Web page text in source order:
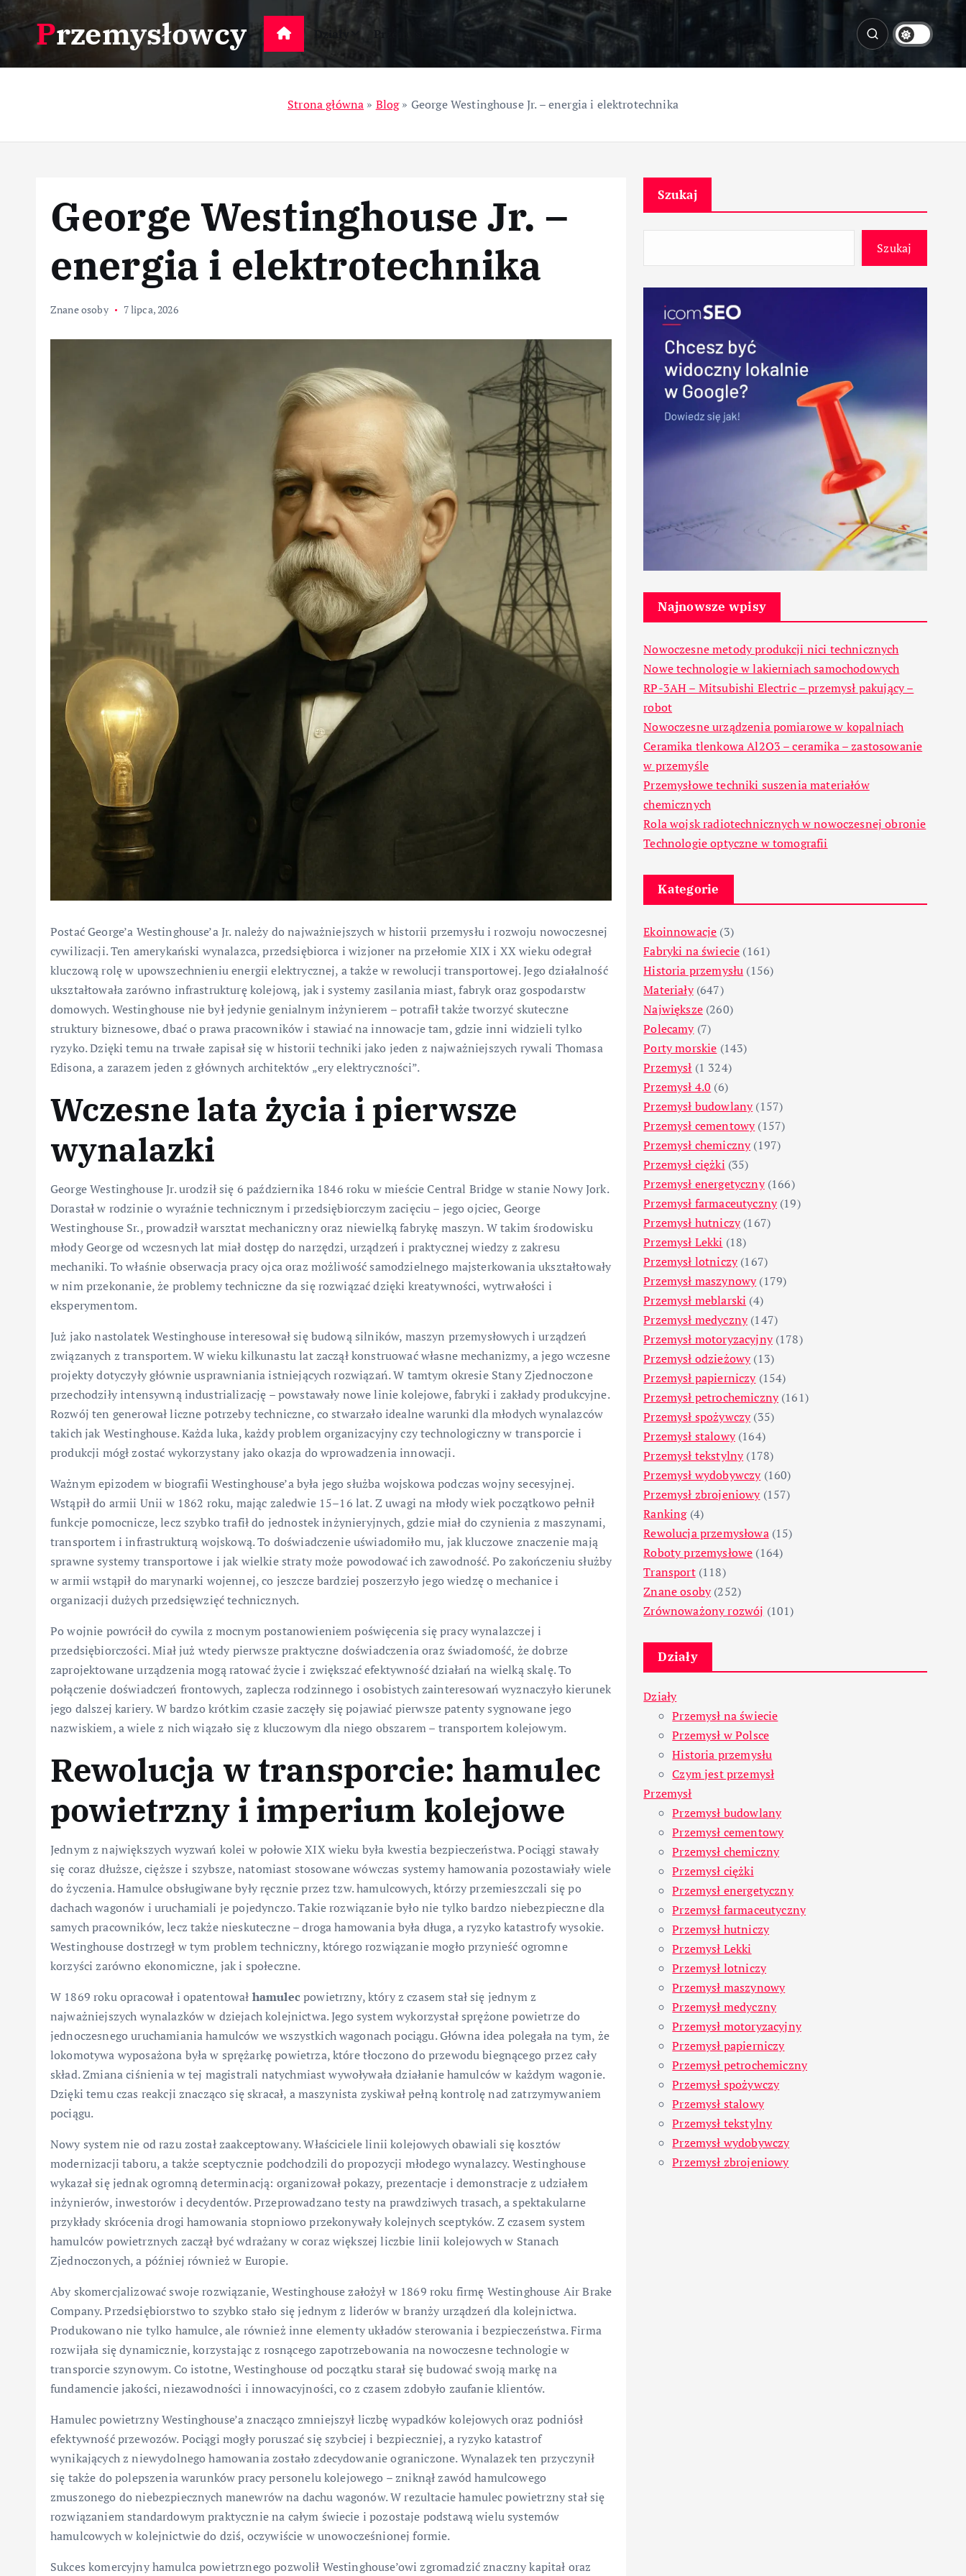
k
p
o
Przemysłowcy Przemysł
Strona główna » Blog» George Westinghouse Jr. – energia i elektrotechnika
George Westinghouse Jr. –
energia i elektrotechnika
Znane osoby 7 lipca, 2026
Postać George’a Westinghouse’a Jr. należy do najważniejszych w historii przemysłu i rozwoju nowoczesnej
cywilizacji. Ten amerykański wynalazca, przedsiębiorca i wizjoner na przełomie XIX i XX wieku odegrał
kluczową rolę w upowszechnieniu energii elektrycznej, a także w rewolucji transportowej. Jego działalność
ukształtowała zarówno infrastrukturę kolejową, jak i systemy zasilania miast, fabryk oraz gospodarstw
domowych. Westinghouse nie był jedynie genialnym inżynierem – potrafił także tworzyć skuteczne
struktury biznesowe, dbać o prawa pracowników i stawiać na innowacje tam, gdzie inni widzieli tylko
ryzyko. Dzięki temu na trwałe zapisał się w historii techniki jako jeden z najważniejszych rywali Thomasa
Edisona, a zarazem jeden z głównych architektów „ery elektryczności”.
Wczesne lata życia i pierwsze
wynalazki
George Westinghouse Jr. urodził się 6 października 1846 roku w mieście Central Bridge w stanie Nowy Jork.
Dorastał w rodzinie o wyraźnie technicznym i przedsiębiorczym zacięciu – jego ojciec, George
Westinghouse Sr., prowadził warsztat mechaniczny oraz niewielką fabrykę maszyn. W takim środowisku
młody George od wczesnych lat miał dostęp do narzędzi, urządzeń i praktycznej wiedzy z zakresu
mechaniki. To właśnie obserwacja pracy ojca oraz możliwość samodzielnego majsterkowania ukształtowały
w nim przekonanie, że problemy techniczne da się rozwiązać dzięki kreatywności, wytrwałości i
eksperymentom.
Już jako nastolatek Westinghouse interesował się budową silników, maszyn przemysłowych i urządzeń
związanych z transportem. W wieku kilkunastu lat zaczął konstruować własne mechanizmy, a jego wczesne
projekty dotyczyły głównie usprawniania istniejących rozwiązań. W tamtym okresie Stany Zjednoczone
przechodziły intensywną industrializację – powstawały nowe linie kolejowe, fabryki i zakłady produkcyjne.
Rozwój ten generował liczne potrzeby techniczne, co stwarzało idealne warunki dla młodych wynalazców
takich jak Westinghouse. Każda luka, każdy problem organizacyjny czy technologiczny w transporcie i
produkcji mógł zostać wykorzystany jako okazja do wprowadzenia innowacji.
Ważnym epizodem w biografii Westinghouse’a była jego służba wojskowa podczas wojny secesyjnej.
Wstąpił do armii Unii w 1862 roku, mając zaledwie 15–16 lat. Z uwagi na młody wiek początkowo pełnił
funkcje pomocnicze, lecz szybko trafił do jednostek inżynieryjnych, gdzie miał do czynienia z maszynami,
transportem i infrastrukturą wojskową. To doświadczenie uświadomiło mu, jak kluczowe znaczenie mają
sprawne systemy transportowe i jak wielkie straty może powodować ich zawodność. Po zakończeniu służby
w armii wstąpił do marynarki wojennej, co jeszcze bardziej poszerzyło jego wiedzę o mechanice i
organizacji dużych przedsięwzięć technicznych.
Po wojnie powrócił do cywila z mocnym postanowieniem poświęcenia się pracy wynalazczej i
przedsiębiorczości. Miał już wtedy pierwsze praktyczne doświadczenia oraz świadomość, że dobrze
zaprojektowane urządzenia mogą ratować życie i zwiększać efektywność działań na wielką skalę. To
połączenie doświadczeń frontowych, zaplecza rodzinnego i osobistych zainteresowań wyznaczyło kierunek
jego dalszej kariery. W bardzo krótkim czasie zaczęły się pojawiać pierwsze patenty sygnowane jego
nazwiskiem, a wiele z nich wiązało się z kluczowym dla niego obszarem – transportem kolejowym.
Rewolucja w transporcie: hamulec
powietrzny i imperium kolejowe
Jednym z największych wyzwań kolei w połowie XIX wieku była kwestia bezpieczeństwa. Pociągi stawały
się coraz dłuższe, cięższe i szybsze, natomiast stosowane wówczas systemy hamowania pozostawiały wiele
do życzenia. Hamulce obsługiwane były ręcznie przez tzw. hamulcowych, którzy przemieszczali się po
dachach wagonów i uruchamiali je pojedynczo. Takie rozwiązanie było nie tylko bardzo niebezpieczne dla
samych pracowników, lecz także nieskuteczne – droga hamowania była długa, a ryzyko katastrofy wysokie.
Westinghouse dostrzegł w tym problem techniczny, którego rozwiązanie mogło przynieść ogromne
korzyści zarówno ekonomiczne, jak i społeczne.
W 1869 roku opracował i opatentował hamulec powietrzny, który z czasem stał się jednym z
najważniejszych wynalazków w dziejach kolejnictwa. Jego system wykorzystał sprężone powietrze do
jednoczesnego uruchamiania hamulców we wszystkich wagonach pociągu. Główna idea polegała na tym, że
lokomotywa wyposażona była w sprężarkę powietrza, które tłoczono do przewodu biegnącego przez cały
skład. Zmiana ciśnienia w tej magistrali natychmiast wywoływała działanie hamulców w każdym wagonie.
Dzięki temu czas reakcji znacząco się skracał, a maszynista zyskiwał pełną kontrolę nad zatrzymywaniem
pociągu.
Nowy system nie od razu został zaakceptowany. Właściciele linii kolejowych obawiali się kosztów
modernizacji taboru, a także sceptycznie podchodzili do propozycji młodego wynalazcy. Westinghouse
wykazał się jednak ogromną determinacją: organizował pokazy, prezentacje i demonstracje z udziałem
inżynierów, inwestorów i decydentów. Przeprowadzano testy na prawdziwych trasach, a spektakularne
przykłady skrócenia drogi hamowania stopniowo przekonywały kolejnych sceptyków. Z czasem system
hamulców powietrznych zaczął być wdrażany w coraz większej liczbie linii kolejowych w Stanach
Zjednoczonych, a później również w Europie.
Aby skomercjalizować swoje rozwiązanie, Westinghouse założył w 1869 roku firmę Westinghouse Air Brake
Company. Przedsiębiorstwo to szybko stało się jednym z liderów w branży urządzeń dla kolejnictwa.
Produkowano nie tylko hamulce, ale również inne elementy układów sterowania i bezpieczeństwa. Firma
rozwijała się dynamicznie, korzystając z rosnącego zapotrzebowania na nowoczesne technologie w
transporcie szynowym. Co istotne, Westinghouse od początku starał się budować swoją markę na
fundamencie jakości, niezawodności i innowacyjności, co z czasem zdobyło zaufanie klientów.
Hamulec powietrzny Westinghouse’a znacząco zmniejszył liczbę wypadków kolejowych oraz podniósł
efektywność przewozów. Pociągi mogły poruszać się szybciej i bezpieczniej, a ryzyko katastrof
wynikających z niewydolnego hamowania zostało zdecydowanie ograniczone. Wynalazek ten przyczynił
się także do polepszenia warunków pracy personelu kolejowego – zniknął zawód hamulcowego
zmuszonego do niebezpiecznych manewrów na dachu wagonów. W rezultacie hamulec powietrzny stał się
rozwiązaniem standardowym praktycznie na całym świecie i pozostaje podstawą wielu systemów
hamulcowych w kolejnictwie do dziś, oczywiście w unowocześnionej formie.
Sukces komercyjny hamulca powietrznego pozwolił Westinghouse’owi zgromadzić znaczny kapitał oraz
Szukaj
Szukaj
Najnowsze wpisy
Nowoczesne metody produkcji nici technicznych
Nowe technologie w lakierniach samochodowych
RP-3AH – Mitsubishi Electric – przemysł pakujący –
robot
Nowoczesne urządzenia pomiarowe w kopalniach
Ceramika tlenkowa Al2O3 – ceramika – zastosowanie
w przemyśle
Przemysłowe techniki suszenia materiałów
chemicznych
Rola wojsk radiotechnicznych w nowoczesnej obronie
Technologie optyczne w tomografii
Kategorie
Ekoinnowacje (3)
Fabryki na świecie (161)
Historia przemysłu (156)
Materiały(647)
Największe(260)
Polecamy(7)
Porty morskie (143)
Przemysł (1 324)
Przemysł 4.0 (6)
Przemysł budowlany(157)
Przemysł cementowy(157)
Przemysł chemiczny(197)
Przemysł ciężki (35)
Przemysł energetyczny(166)
Przemysł farmaceutyczny(19)
Przemysł hutniczy(167)
Przemysł Lekki (18)
Przemysł lotniczy(167)
Przemysł maszynowy(179)
Przemysł meblarski (4)
Przemysł medyczny(147)
Przemysł motoryzacyjny(178)
Przemysł odzieżowy(13)
Przemysł papierniczy(154)
Przemysł petrochemiczny(161)
Przemysł spożywczy(35)
Przemysł stalowy(164)
Przemysł tekstylny(178)
Przemysł wydobywczy(160)
Przemysł zbrojeniowy(157)
Ranking(4)
Rewolucja przemysłowa(15)
Roboty przemysłowe (164)
Transport(118)
Znane osoby(252)
Zrównoważony rozwój (101)
Działy
Działy
Przemysł na świecie
Przemysł w Polsce
Historia przemysłu
Czym jest przemysł
Przemysł
Przemysł budowlany
Przemysł cementowy
Przemysł chemiczny
Przemysł ciężki
Przemysł energetyczny
Przemysł farmaceutyczny
Przemysł hutniczy
Przemysł Lekki
Przemysł lotniczy
Przemysł maszynowy
Przemysł medyczny
Przemysł motoryzacyjny
Przemysł papierniczy
Przemysł petrochemiczny
Przemysł spożywczy
Przemysł stalowy
Przemysł tekstylny
Przemysł wydobywczy
Przemysł zbrojeniowy